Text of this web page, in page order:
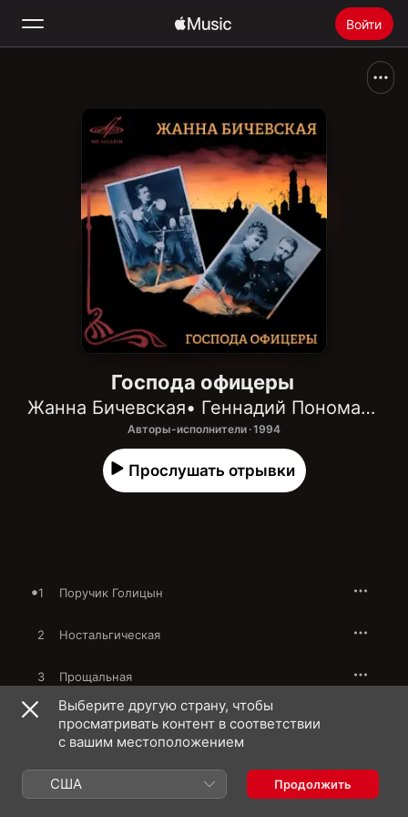
Войти
Главная
Установить Apple Music
Господа офицеры
Жанна Бичевская• Геннадий Пономарёв
Авторы-исполнители · 1994
Прослушать отрывки
1 Поручик Голицын
2 Ностальгическая
3 Прощальная
4 Закатилась зорька за лес
6 Не надо грустить, господа офицеры
Выберите другую страну, чтобы
просматривать контент в соответствии
с вашим местоположением
США Продолжить